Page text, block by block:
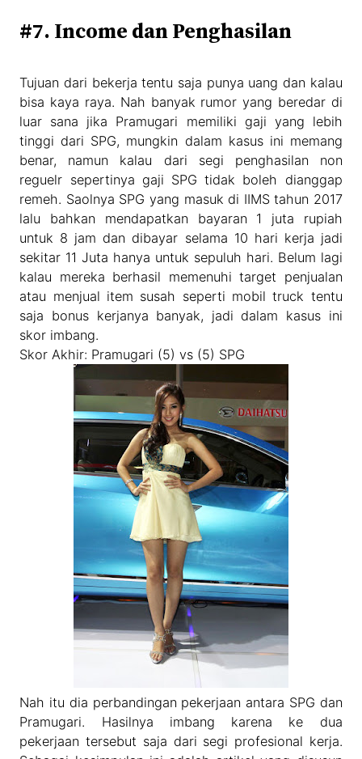
#7. Income dan Penghasilan
Tujuan dari bekerja tentu saja punya uang dan kalau
bisa kaya raya. Nah banyak rumor yang beredar di
luar sana jika Pramugari memiliki gaji yang lebih
tinggi dari SPG, mungkin dalam kasus ini memang
benar, namun kalau dari segi penghasilan non
reguelr sepertinya gaji SPG tidak boleh dianggap
remeh. Saolnya SPG yang masuk di IIMS tahun 2017
lalu bahkan mendapatkan bayaran 1 juta rupiah
untuk 8 jam dan dibayar selama 10 hari kerja jadi
sekitar 11 Juta hanya untuk sepuluh hari. Belum lagi
kalau mereka berhasil memenuhi target penjualan
atau menjual item susah seperti mobil truck tentu
saja bonus kerjanya banyak, jadi dalam kasus ini
skor imbang.
Skor Akhir: Pramugari (5) vs (5) SPG
Nah itu dia perbandingan pekerjaan antara SPG dan
Pramugari. Hasilnya imbang karena ke dua
pekerjaan tersebut saja dari segi profesional kerja.